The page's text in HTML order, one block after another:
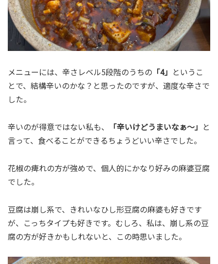
メニューには、辛さレベル5段階のうちの 「4」 というこ
とで、結構辛いのかな？と思ったのですが、適度な辛さで
した。
辛いのが得意ではない私も、 「辛いけどうまいなぁ～」 と
言って、食べることができるちょうどいい辛さでした。
花椒の痺れの方が強めで、個人的にかなり好みの麻婆豆腐
でした。
豆腐は崩し系で、きれいなひし形豆腐の麻婆も好きです
が、こっちタイプも好きです。むしろ、私は、崩し系の豆
腐の方が好きかもしれないと、この時思いました。